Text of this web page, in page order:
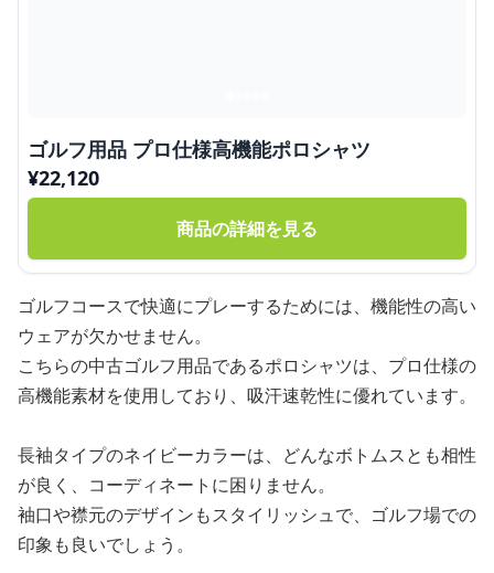
ゴルフ用品 プロ仕様高機能ポロシャツ
¥22,120
商品の詳細を見る
ゴルフコースで快適にプレーするためには、機能性の高い
ウェアが欠かせません。
こちらの中古ゴルフ用品であるポロシャツは、プロ仕様の
高機能素材を使用しており、吸汗速乾性に優れています。
長袖タイプのネイビーカラーは、どんなボトムスとも相性
が良く、コーディネートに困りません。
袖口や襟元のデザインもスタイリッシュで、ゴルフ場での
印象も良いでしょう。